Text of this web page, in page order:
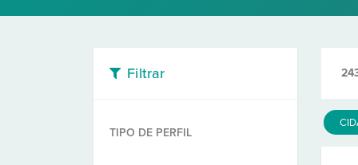
Filtrar
TIPO DE PERFIL